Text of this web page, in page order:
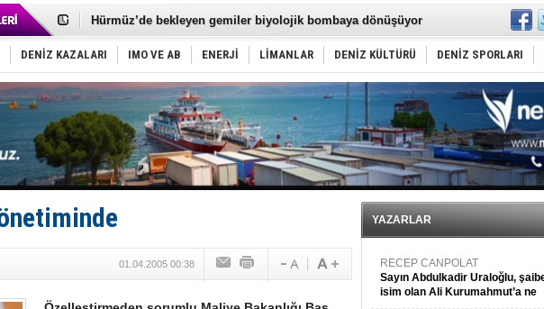
Hürmüz’de bekleyen gemiler biyolojik bombaya dönüşüyor
Rusya'nın gizli filosu büyüyor!
Keşfedildi: En büyük Mercan Ormanı!
D-Marin, Avrupa'nın tekne fuarlarına çıkarma yapacak
Van’da inşa edilen teknelere yoğun talep var
ASEAN ilk P&I Sigorta Kulübünü kurmaya hazırlanıyor
TAYK - Eker Olympos Regatta'da ilk start!
İstanbul ve Çanakkale: 6 ayda 40.000 gemi
TEKNOFEST ‘Mavi Vatan’ ziyaretçi kayıtları başladı!
Tersane işçilerinin direnişi, kazanımla sonuçlandı
İngiliz aktivistler, gemide mahsur kaldı!
FESCO, Karadeniz'de yeni sevkiyat taleplerini durdurdu
DESE, BIMCO’ya katıldı
DENİZ KAZALARI IMO VE AB ENERJİ LİMANLAR DENİZ KÜLTÜRÜ DENİZ SPORLARI
01.04.2005 00:38
YAZARLAR
RECEP CANPOLAT
Sayın Abdulkadir Uraloğlu,
isim olan Ali Kurumahmut’a ne
danışıyorsunuz?